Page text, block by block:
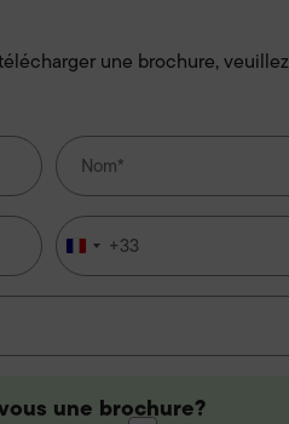
une brochure,
France
+33
+33
une brochure?